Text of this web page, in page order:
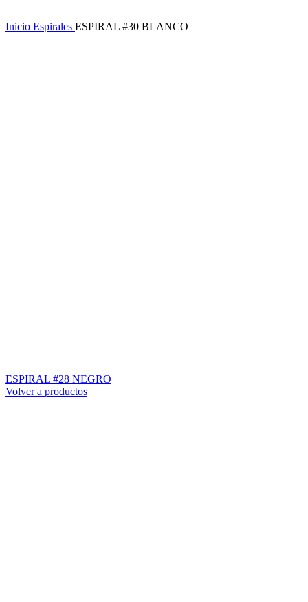
Inicio Espirales ESPIRAL #30 BLANCO
ESPIRAL #28 NEGRO
Volver a productos